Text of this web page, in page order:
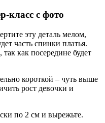
класс с фото
эту деталь мелом,
часть спинки платья.
как посередине будет
короткой – чуть выше
рост девочки и
по 2 см и вырежьте.